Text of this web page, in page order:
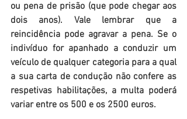
ou pena de prisão (que pode chegar aos
dois anos). Vale lembrar que a
reincidência pode agravar a pena. Se o
indivíduo for apanhado a conduzir um
veículo de qualquer categoria para a qual
a sua carta de condução não confere as
respetivas habilitações, a multa poderá
variar entre os 500 e os 2500 euros.